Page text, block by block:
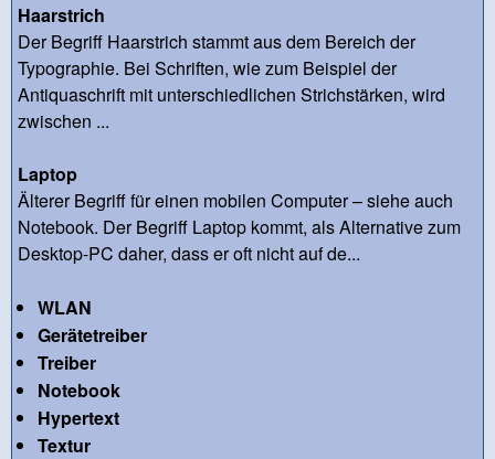
Haarstrich
Der Begriff Haarstrich stammt aus dem Bereich der
Typographie. Bei Schriften, wie zum Beispiel der
Antiquaschrift mit unterschiedlichen Strichstärken, wird
zwischen ...
Laptop
Älterer Begriff für einen mobilen Computer – siehe auch
Notebook. Der Begriff Laptop kommt, als Alternative zum
Desktop-PC daher, dass er oft nicht auf de...
WLAN
Gerätetreiber
Treiber
Notebook
Hypertext
Textur